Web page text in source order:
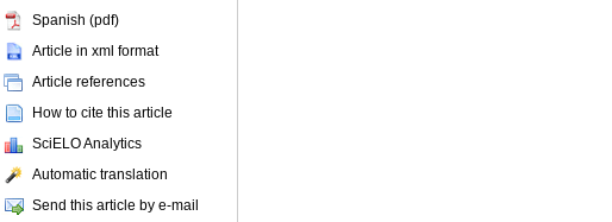
Spanish (pdf)
Article in xml format
Article references
How to cite this article
SciELO Analytics
Automatic translation
Send this article by e-mail